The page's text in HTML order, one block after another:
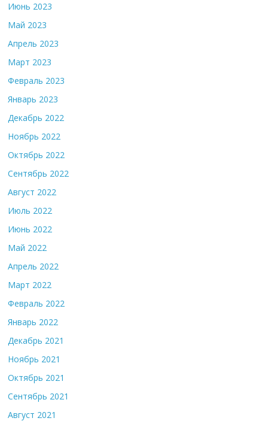
Июнь 2023
Май 2023
Апрель 2023
Март 2023
Февраль 2023
Январь 2023
Декабрь 2022
Ноябрь 2022
Октябрь 2022
Сентябрь 2022
Август 2022
Июль 2022
Июнь 2022
Май 2022
Апрель 2022
Март 2022
Февраль 2022
Январь 2022
Декабрь 2021
Ноябрь 2021
Октябрь 2021
Сентябрь 2021
Август 2021